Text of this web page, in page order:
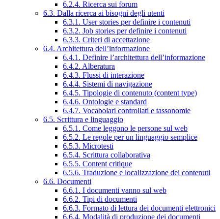
6.2.4. Ricerca sui forum
6.3. Dalla ricerca ai bisogni degli utenti
6.3.1. User stories per definire i contenuti
6.3.2. Job stories per definire i contenuti
6.3.3. Criteri di accettazione
6.4. Architettura dell’informazione
6.4.1. Definire l’architettura dell’informazione
6.4.2. Alberatura
6.4.3. Flussi di interazione
6.4.4. Sistemi di navigazione
6.4.5. Tipologie di contenuto (content type)
6.4.6. Ontologie e standard
6.4.7. Vocabolari controllati e tassonomie
6.5. Scrittura e linguaggio
6.5.1. Come leggono le persone sul web
6.5.2. Le regole per un linguaggio semplice
6.5.3. Microtesti
6.5.4. Scrittura collaborativa
6.5.5. Content critique
6.5.6. Traduzione e localizzazione dei contenuti
6.6. Documenti
6.6.1. I documenti vanno sul web
6.6.2. Tipi di documenti
6.6.3. Formato di lettura dei documenti elettronici
6.6.4. Modalità di produzione dei documenti